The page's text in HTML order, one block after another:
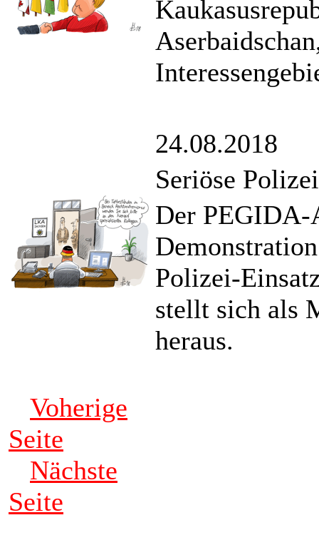
24.08.2018
Seriöse
Der PEGIDA-
Polizei-
stellt sich als
heraus.
Voherige
Seite
Nächste
Seite